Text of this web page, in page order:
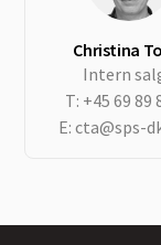
Christina
Intern
T: +45 69 89
E: cta@sps-